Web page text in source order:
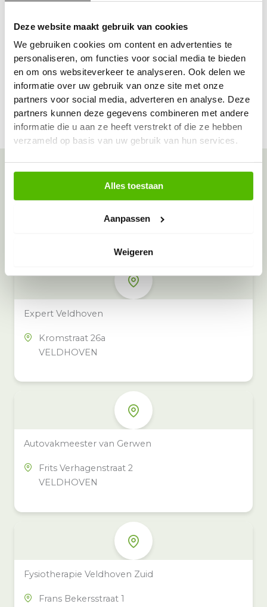
Deze website maakt gebruik van cookies
We gebruiken cookies om content en advertenties te
personaliseren, om functies voor social media te bieden
en om ons websiteverkeer te analyseren. Ook delen we
informatie over uw gebruik van onze site met onze
partners voor social media, adverteren en analyse. Deze
partners kunnen deze gegevens combineren met andere
informatie die u aan ze heeft verstrekt of die ze hebben
verzameld op basis van uw gebruik van hun services.
Alles toestaan
Aanpassen
Weigeren
Vraag & antwoord
De meest voorkomende vragen over onze dienst vind
je hier.
Bekijk alle antwoorden
Meer inzamelpunten in de buurt
inzamelpunten in het hele land,
ook in jouw buurt.
Expert Veldhoven
Kromstraat 26a
VELDHOVEN
Autovakmeester van Gerwen
Frits Verhagenstraat 2
VELDHOVEN
Fysiotherapie Veldhoven Zuid
Frans Bekersstraat 1